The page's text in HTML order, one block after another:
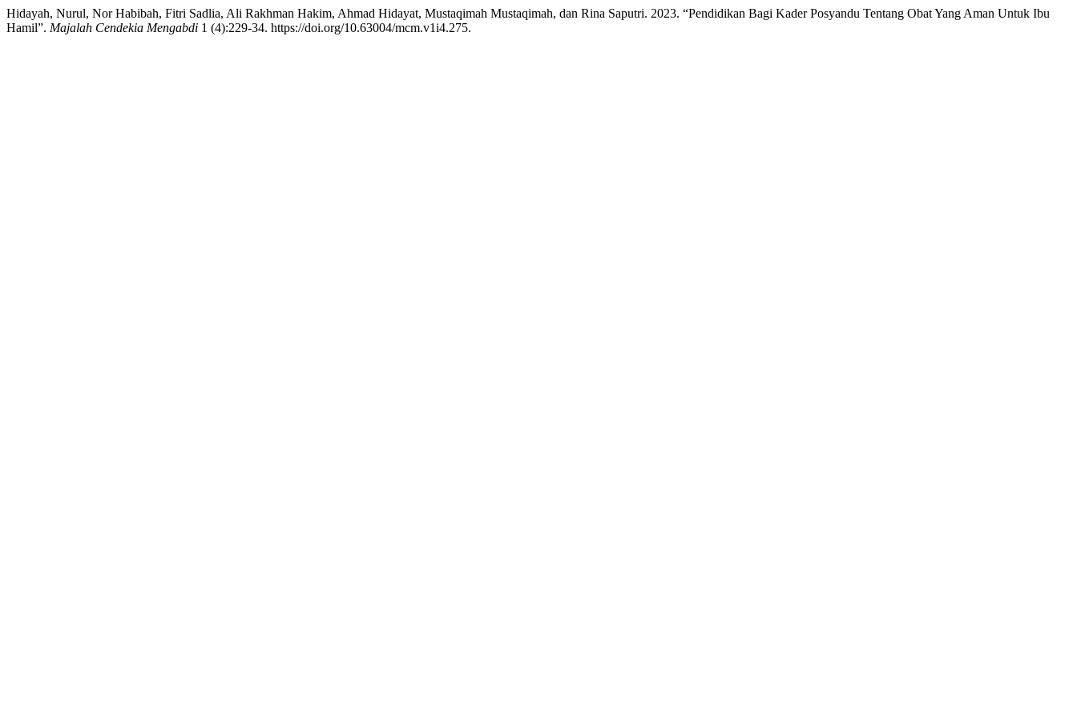
Hidayah, Nurul, Nor Habibah, Fitri Sadlia, Ali Rakhman Hakim, Ahmad Hidayat, Mustaqimah Mustaqimah, dan Rina Saputri. 2023. “Pendidikan Bagi Kader Posyandu Tentang Obat Yang Aman Untuk Ibu
Hamil”. Majalah Cendekia Mengabdi 1 (4):229-34. https://doi.org/10.63004/mcm.v1i4.275.